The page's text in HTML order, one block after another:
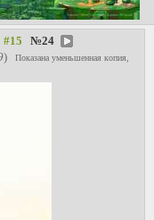
№24
)
Показана уменьшенная копия,